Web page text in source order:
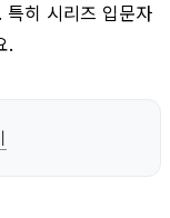
특히 시리즈 입문자
.